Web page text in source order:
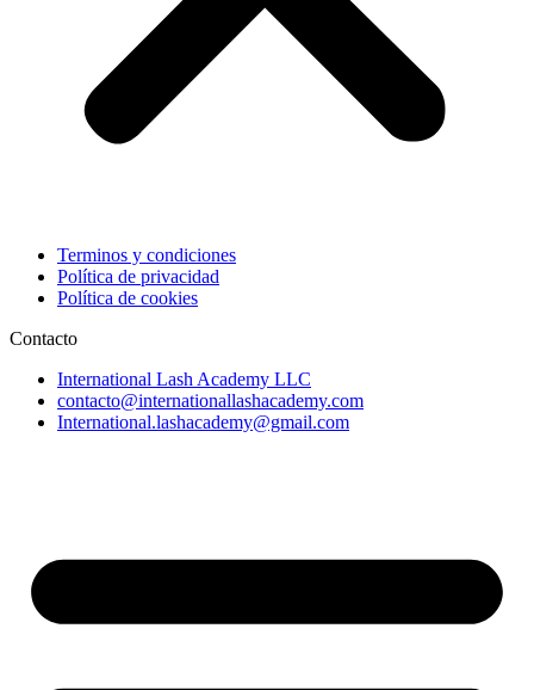
Terminos y condiciones
Política de privacidad
Política de cookies
Contacto
International Lash Academy LLC
contacto@internationallashacademy.com
International.lashacademy@gmail.com